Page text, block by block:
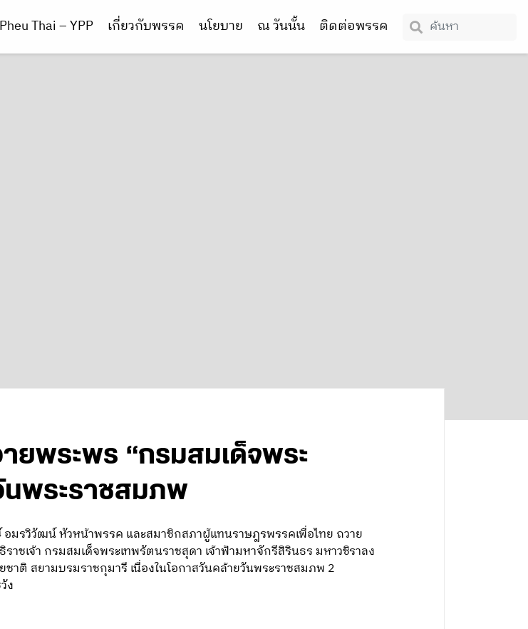
Pheu Thai – YPP เกี่ยวกับพรรค นโยบาย ณ วันนั้น ติดต่อพรรค
ยพระพร “กรมสมเด็จพระ
นพระราชสมภพ
มรวิวัฒน์ หัวหน้าพรรค และสมาชิกสภาผู้แทนราษฎรพรรคเพื่อไทย ถวาย
ชเจ้า กรมสมเด็จพระเทพรัตนราชสุดา เจ้าฟ้ามหาจักรีสิรินธร มหาวชิราลง
สยามบรมราชกุมารี เนื่องในโอกาสวันคล้ายวันพระราชสมภพ 2
ง